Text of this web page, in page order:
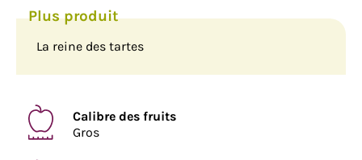
La reine des tartes
Calibre des fruits
Gros